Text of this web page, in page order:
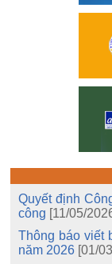
Quyết định
công [11/05/
Thông báo viết
năm 2026 [01/